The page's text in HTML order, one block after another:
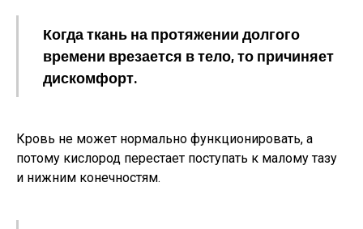
Когда ткань на протяжении долгого
времени врезается в тело, то причиняет
дискомфорт.
Кровь не может нормально функционировать, а
потому кислород перестает поступать к малому тазу
и нижним конечностям.